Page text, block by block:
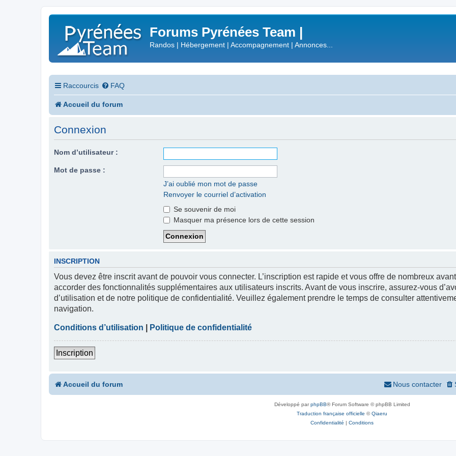
Forums Pyrénées Team |
Randos | Hébergement | Accompagnement | Annonces...
Raccourcis FAQ
Accueil du forum
Connexion
Nom d’utilisateur :
Mot de passe :
J’ai oublié mon mot de passe
Renvoyer le courriel d’activation
Se souvenir de moi
Masquer ma présence lors de cette session
INSCRIPTION
Vous devez être inscrit avant de pouvoir vous connecter. L’inscription est rapide et vous offre de nombreux
accorder des fonctionnalités supplémentaires aux utilisateurs inscrits. Avant de vous inscrire, assurez-vous
d’utilisation et de notre politique de confidentialité. Veuillez également prendre le temps de consulter
navigation.
Conditions d’utilisation Politique de confidentialité
Inscription
Accueil du forum Nous contacter
Développé parphpBB® Forum Software © phpBB Limited
Traduction française officielle ©Qiaeru
Confidentialité | Conditions